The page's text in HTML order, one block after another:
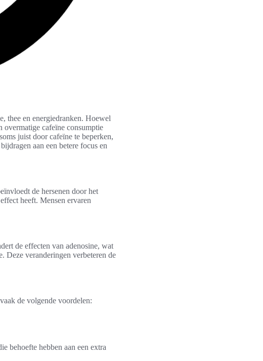
thee en energiedranken. Hoewel
overmatige cafeïne consumptie
juist door cafeïne te beperken,
aan een betere focus en
de hersenen door het
heeft. Mensen ervaren
de effecten van adenosine, wat
Deze veranderingen verbeteren de
de volgende voordelen:
behoefte hebben aan een extra